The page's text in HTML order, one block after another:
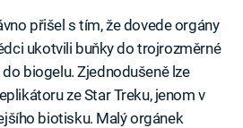
přišel s tím, že dovede orgány
ukotvili buňky do trojrozměrné
biogelu. Zjednodušeně lze
ze Star Treku, jenom v
biotisku. Malý orgánek